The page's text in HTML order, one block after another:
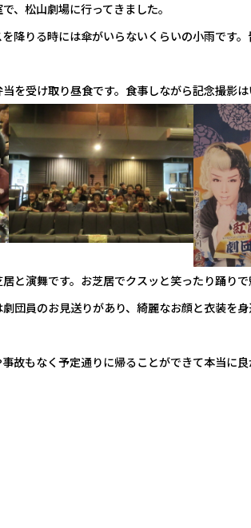
、松山劇場に行ってきました。
降りる時には傘がいらないくらいの小雨です
を受け取り昼食です。食事しながら記念撮影
と演舞です。お芝居でクスッと笑ったり踊り
団員のお見送りがあり、綺麗なお顔と衣装を
故もなく予定通りに帰ることができて本当に